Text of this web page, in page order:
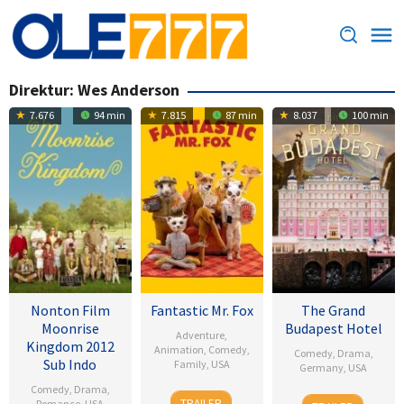
Loncat
ke
konten
Direktur: Wes Anderson
7.676 94 min
Nonton Film
Moonrise
Kingdom 2012
Sub Indo
Comedy, Drama
7.815 87 min
Fantastic Mr. Fox
Adventure
Animation Comedy,
Family, USA
14
Wes
8.037 100 min
The Grand
Budapest Hotel
Comedy, Drama
Germany USA
26
Wes